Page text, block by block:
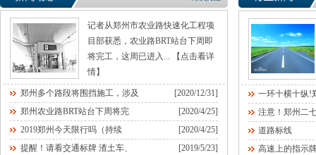
记者从郑州市农业路快速化工程项
目部获悉，农业路BRT站台下周即
将完工，这周已进入...
【点击看详
情】
郑州多个路段将围挡施工，涉及
[2020/12/31]
郑州农业路BRT站台下周将完
[2020/4/25]
2019郑州今天限行吗（持续
[2020/4/25]
提醒！请看交通标牌 渣土车、
[2019/5/23]
一环十横十纵!
注意！郑州二
道路标线
高速上的指示